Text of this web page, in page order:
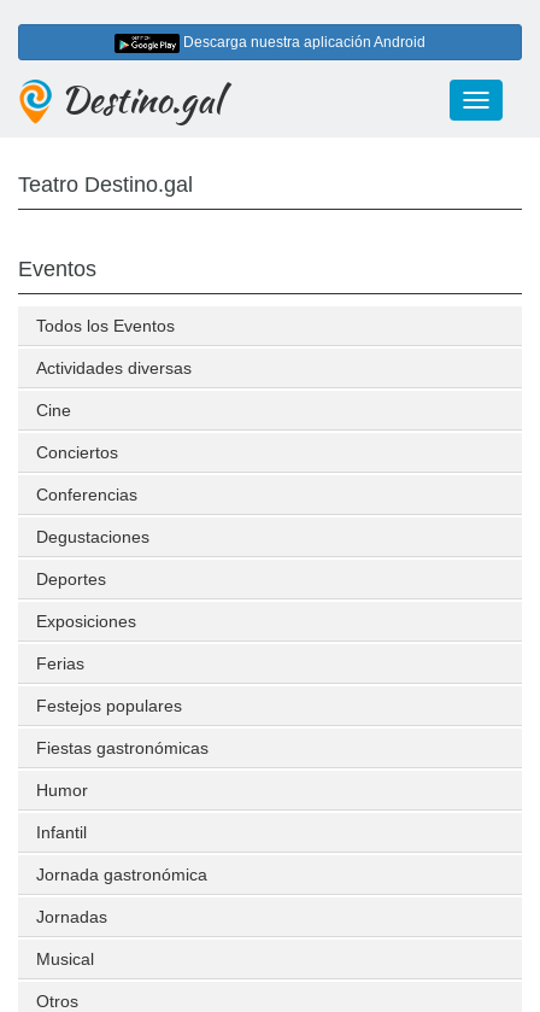
Descarga nuestra aplicación Android
Toggle
Destino.gal
Teatro Destino.gal
Eventos
Todos los Eventos
Actividades diversas
Cine
Conciertos
Conferencias
Degustaciones
Deportes
Exposiciones
Ferias
Festejos populares
Fiestas gastronómicas
Humor
Infantil
Jornada gastronómica
Jornadas
Musical
Otros